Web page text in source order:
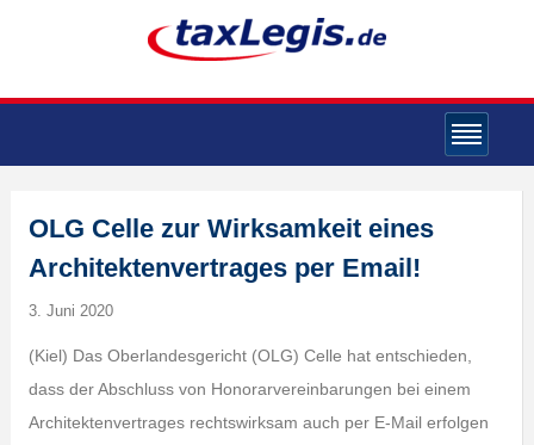
OLG Celle zur Wirksamkeit eines
Architektenvertrages per Email!
3. Juni 2020
(Kiel) Das Oberlandesgericht (OLG) Celle hat entschieden,
dass der Abschluss von Honorarvereinbarungen bei einem
Architektenvertrages rechtswirksam auch per E-Mail erfolgen